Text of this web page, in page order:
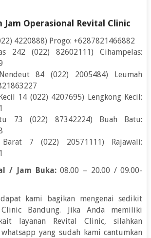
Jam Operasional Revital Clinic
4220888) Progo: +6287821466882
242 (022) 82602111) Cihampelas:
84 (022) 2005484) Leumah
14 (022) 4207695) Lengkong Kecil:
73 (022) 87342224) Buah Batu:
Barat 7 (022) 20571111) Rajawali:
/ Jam Buka:08.00 – 20.00 / 09.00-
kami bagikan mengenai sedikit
Bandung. Jika Anda memiliki
layanan Revital Clinic, silahkan
yang sudah kami cantumkan